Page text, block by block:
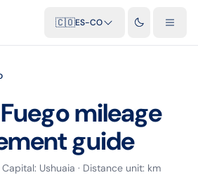
🇨🇴ES-CO
mileage
guide
Capital: Ushuaia · Distance unit: km